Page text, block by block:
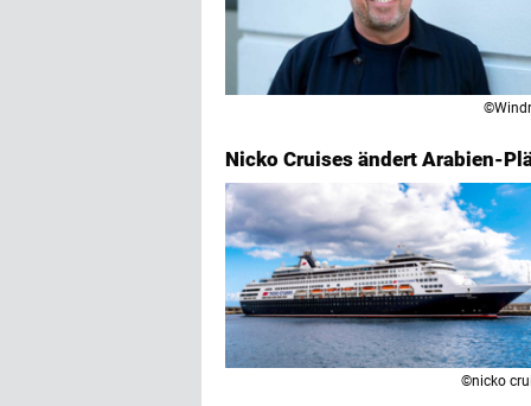
Nicko Cruises ändert Arabien-
©nicko